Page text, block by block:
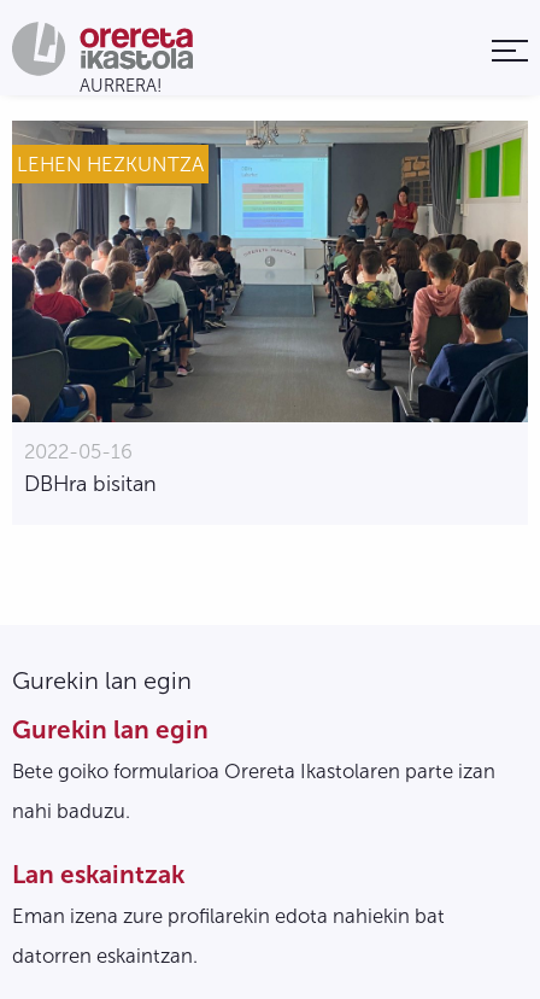
LEHEN HEZKUNTZA
2022-05-16
DBHra bisitan
Gurekin lan egin
Gurekin lan egin
Bete goiko formularioa Orereta Ikastolaren parte izan
nahi baduzu.
Lan eskaintzak
Eman izena zure profilarekin edota nahiekin bat
datorren eskaintzan.